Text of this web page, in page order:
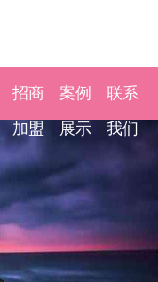
招商
加盟
案例
展示
联系
我们